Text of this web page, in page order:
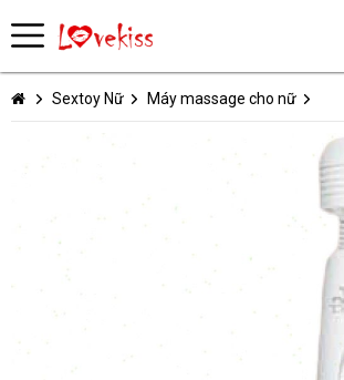
Sextoy Nữ Máy massage cho nữ